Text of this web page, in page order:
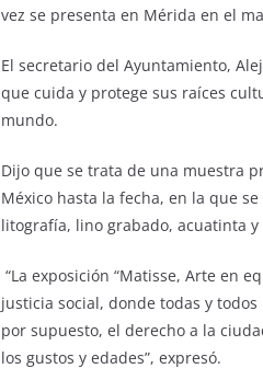
vez se presenta en Mérida en el
El secretario del Ayuntamiento,
que cuida y protege sus raíces
mundo.
Dijo que se trata de una muestra
México hasta la fecha, en la que
litografía, lino grabado, acuatinta y
“La exposición “Matisse, Arte en
justicia social, donde todas y
por supuesto, el derecho a la
los gustos y edades”, expresó.